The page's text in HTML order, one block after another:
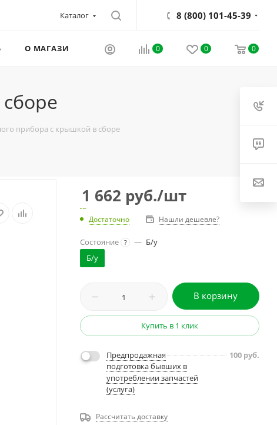
Каталог 8 (800) 101-45-39
0 0 0
О МАГАЗИНЕ
прибора с крышкой в сборе
1 662 руб./шт
Достаточно Нашли дешевле?
Состояние ? — Б/у
Б/у
В корзину
Купить в 1 клик
Предпродажная
подготовка бывших в
употреблении запчастей
(услуга)
100 руб.
Рассчитать доставку